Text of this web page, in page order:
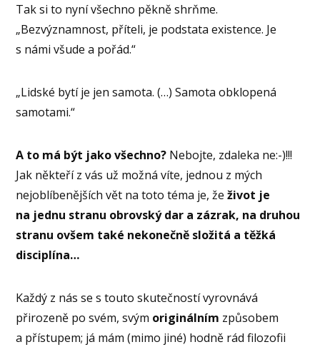
Tak si to nyní všechno pěkně shrňme.
„Bezvýznamnost, příteli, je podstata existence. Je
s námi všude a pořád.“
„Lidské bytí je jen samota. (…) Samota obklopená
samotami.“
A to má být jako všechno? Nebojte, zdaleka ne:-)!!!
Jak někteří z vás už možná víte, jednou z mých
nejoblíbenějších vět na toto téma je, žeživot je
na jednu stranu obrovský dar a zázrak, na druhou
stranu ovšem také nekonečně složitá a těžká
disciplína…
Každý z nás se s touto skutečností vyrovnává
přirozeně po svém, svým originálním způsobem
a přístupem; já mám (mimo jiné) hodně rád filozofii